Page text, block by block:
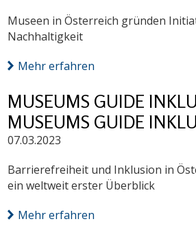
Museen in Österreich gründen
Nachhaltigkeit
Mehr erfahren
MUSEUMS GUIDE
MUSEUMS GUIDE
07.03.2023
Barrierefreiheit und Inklusion in
ein weltweit erster Überblick
Mehr erfahren